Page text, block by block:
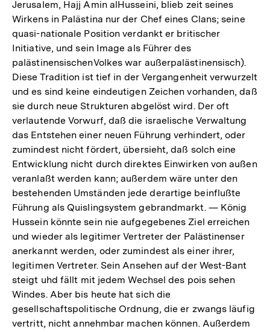
Jerusalem, Hajj Amin alHusseini, blieb zeit seines
Wirkens in Palästina nur der Chef eines Clans; seine
quasi-nationale Position verdankt er britischer
Initiative, und sein Image als Führer des
palästinensischenVolkes war außerpalästinensisch).
Diese Tradition ist tief in der Vergangenheit verwurzelt
und es sind keine eindeutigen Zeichen vorhanden, daß
sie durch neue Strukturen abgelöst wird. Der oft
verlautende Vorwurf, daß die israelische Verwaltung
das Entstehen einer neuen Führung verhindert, oder
zumindest nicht fördert, übersieht, daß solch eine
Entwicklung nicht durch direktes Einwirken von außen
veranlaßt werden kann; außerdem wäre unter den
bestehenden Umständen jede derartige beinflußte
Führung als Quislingsystem gebrandmarkt. — König
Hussein könnte sein nie aufgegebenes Ziel erreichen
und wieder als legitimer Vertreter der Palästinenser
anerkannt werden, oder zumindest als einer ihrer,
legitimen Vertreter. Sein Ansehen auf der West-Bant
steigt uhd fällt mit jedem Wechsel des pois sehen
Windes. Aber bis heute hat sich die
gesellschaftspolitische Ordnung, die er zwangs läufig
vertritt, nicht annehmbar machen können. Außerdem